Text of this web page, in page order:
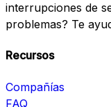
interrupciones de
problemas? Te
Recursos
Compañías
FAQ